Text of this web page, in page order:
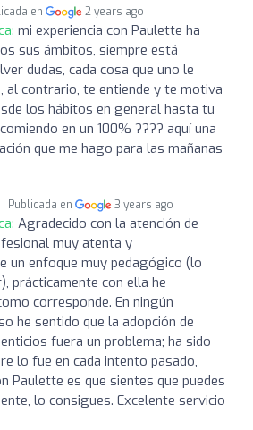
en 2 years ago
mi experiencia con Paulette ha
sus ámbitos, siempre está
dudas, cada cosa que uno le
al contrario, te entiende y te motiva
los hábitos en general hasta tu
en un 100% ???? aquí una
que me hago para las mañanas
Publicada en 3 years ago
Agradecido con la atención de
muy atenta y
un enfoque muy pedagógico (lo
prácticamente con ella he
corresponde. En ningún
he sentido que la adopción de
fuera un problema; ha sido
lo fue en cada intento pasado,
Paulette es que sientes que puedes
lo consigues. Excelente servicio